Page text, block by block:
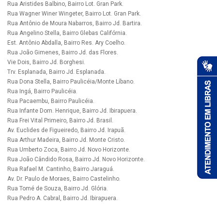
Rua Aristides Balbino, Bairro Lot. Gran Park.
Rua Wagner Winer Wingeter, Bairro Lot. Gran Park.
Rua Antônio de Moura Nabarros, Bairro Jd. Bartira.
Rua Angelino Stella, Bairro Glebas Califórnia.
Est. Antônio Abdalla, Bairro Res. Ary Coelho.
Rua João Gimenes, Bairro Jd. das Flores.
Vie Dois, Bairro Jd. Borghesi.
Trv. Esplanada, Bairro Jd. Esplanada.
Rua Dona Stella, Bairro Paulicéia/Monte Líbano.
Rua Ingá, Bairro Paulicéia.
Rua Pacaembu, Bairro Paulicéia.
Rua Infante Dom. Henrique, Bairro Jd. Ibirapuera.
Rua Frei Vital Primeiro, Bairro Jd. Brasil.
Av. Euclides de Figueiredo, Bairro Jd. Irapuã.
Rua Arthur Madeira, Bairro Jd. Monte Cristo.
Rua Umberto Zoca, Bairro Jd. Novo Horizonte.
Rua João Cândido Rosa, Bairro Jd. Novo Horizonte.
Rua Rafael M. Cantinho, Bairro Jaraguá.
Av. Dr. Paulo de Moraes, Bairro Castelinho.
Rua Tomé de Souza, Bairro Jd. Glória.
Rua Pedro A. Cabral, Bairro Jd. Ibirapuera.